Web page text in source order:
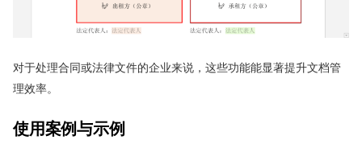
对于处理合同或法律文件的企业来说，这些功能能显著提升文档管
理效率。
使用案例与示例